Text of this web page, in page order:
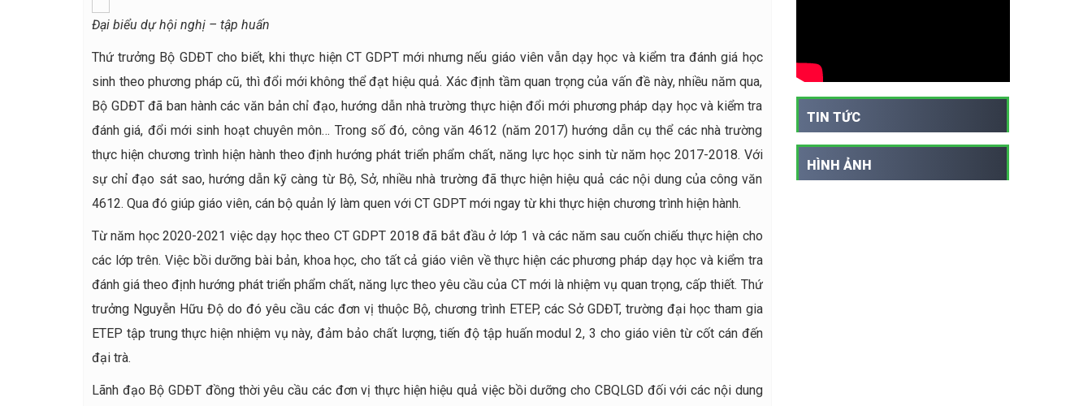
Đại biểu dự hội nghị – tập huấn
Thứ trưởng Bộ GDĐT cho biết, khi thực hiện CT GDPT mới nhưng nếu giáo viên vẫn dạy học và kiểm tra đánh giá học
sinh theo phương pháp cũ, thì đổi mới không thể đạt hiệu quả. Xác định tầm quan trọng của vấn đề này, nhiều năm qua,
Bộ GDĐT đã ban hành các văn bản chỉ đạo, hướng dẫn nhà trường thực hiện đổi mới phương pháp dạy học và kiểm tra
đánh giá, đổi mới sinh hoạt chuyên môn… Trong số đó, công văn 4612 (năm 2017) hướng dẫn cụ thể các nhà trường
thực hiện chương trình hiện hành theo định hướng phát triển phẩm chất, năng lực học sinh từ năm học 2017-2018. Với
sự chỉ đạo sát sao, hướng dẫn kỹ càng từ Bộ, Sở, nhiều nhà trường đã thực hiện hiệu quả các nội dung của công văn
4612. Qua đó giúp giáo viên, cán bộ quản lý làm quen với CT GDPT mới ngay từ khi thực hiện chương trình hiện hành.
Từ năm học 2020-2021 việc dạy học theo CT GDPT 2018 đã bắt đầu ở lớp 1 và các năm sau cuốn chiếu thực hiện cho
các lớp trên. Việc bồi dưỡng bài bản, khoa học, cho tất cả giáo viên về thực hiện các phương pháp dạy học và kiểm tra
đánh giá theo định hướng phát triển phẩm chất, năng lực theo yêu cầu của CT mới là nhiệm vụ quan trọng, cấp thiết. Thứ
trưởng Nguyễn Hữu Độ do đó yêu cầu các đơn vị thuộc Bộ, chương trình ETEP, các Sở GDĐT, trường đại học tham gia
ETEP tập trung thực hiện nhiệm vụ này, đảm bảo chất lượng, tiến độ tập huấn modul 2, 3 cho giáo viên từ cốt cán đến
đại trà.
Lãnh đạo Bộ GDĐT đồng thời yêu cầu các đơn vị thực hiện hiệu quả việc bồi dưỡng cho CBQLGD đối với các nội dung
TIN TỨC
HÌNH ẢNH